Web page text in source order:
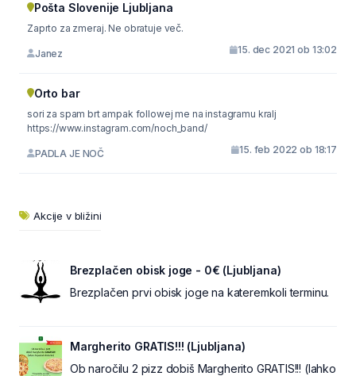
Pošta Slovenije Ljubljana
Zaprto za zmeraj. Ne obratuje več.
Janez 15. dec 2021 ob 13:02
Orto bar
sori za spam brt ampak followej me na instagramu kralj
https://www.instagram.com/noch_band/
PADLA JE NOČ 15. feb 2022 ob 18:17
Akcije v bližini
Brezplačen obisk joge - 0€ (Ljubljana)
Brezplačen prvi obisk joge na kateremkoli terminu.
Margherito GRATIS!!! (Ljubljana)
Ob naročilu 2 pizz dobiš Margherito GRATIS!!! (lahko